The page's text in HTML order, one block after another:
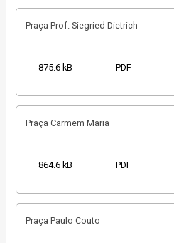
Praça Prof. Siegried Dietrich
875.6 kB PDF
Praça Carmem Maria
864.6 kB PDF
Praça Paulo Couto